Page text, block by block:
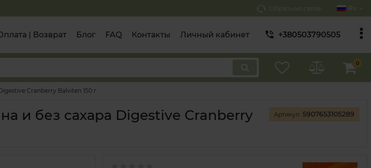
Обратная связь Ru
| Возврат Блог FAQ Контакты Личный кабинет +380503790505
0
Cranberry Balviten 150 г
и без сахара Digestive Cranberry
Артикул: 5907653105289